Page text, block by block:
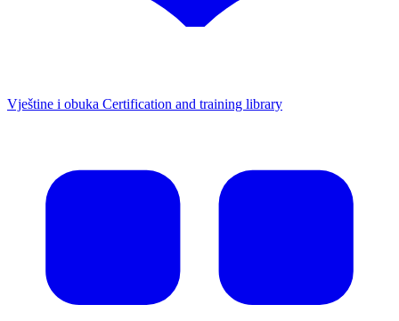
Vještine i obuka Certification and training library